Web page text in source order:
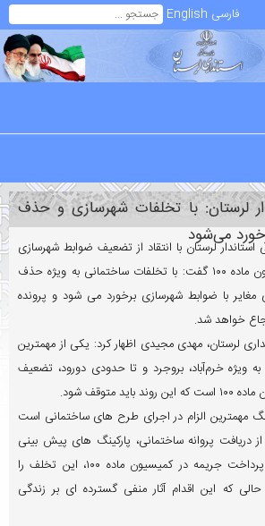
فارسی English
لرستان: با تخلفات شهرسازی و حذف
می‌شود
لرستان با انتقاد از تضعیف ضوابط شهرسازی
در برخی پرونده‌های کمیسیون ماده ۱۰۰ گفت: با تخلفات ساختمانی به ویژه حذف
با ضوابط شهرسازی برخورد می شود و پرونده
خواهد شد.
لرستان، مهدی مجیدی اظهار کرد: یکی از مهمترین
ویژه خرم‌آباد، بروجرد و تا حدودی دورود، تضعیف
متوقف شود.
مهمترین الزام در اجرای طرح های ساختمانی است
دریافت پروانه ساختمانی، پارکینگ های پیش بینی
شده را حذف می‌کنند و با پرداخت جریمه در کمیسیون ماده ۱۰۰، این تخلف را
که این اقدام آثار منفی گسترده ای بر زندگی